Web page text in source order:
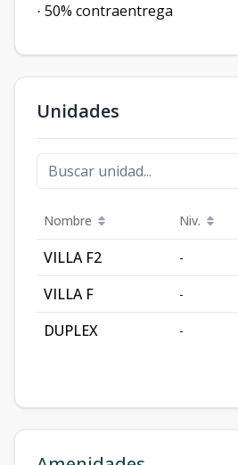
· 50% contraentrega
Unidades
Nombre Niv.
VILLA F2 -
VILLA F -
DUPLEX -